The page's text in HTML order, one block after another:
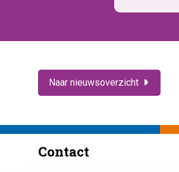
Naar nieuwsoverzicht
Contact